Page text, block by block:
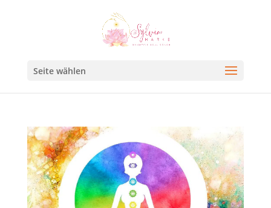
Seite wählen